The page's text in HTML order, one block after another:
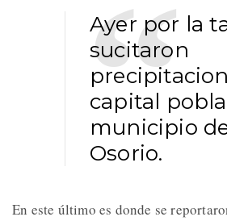
Ayer por la
sucitaron
capital
municipio
Osorio.
En este último es donde se